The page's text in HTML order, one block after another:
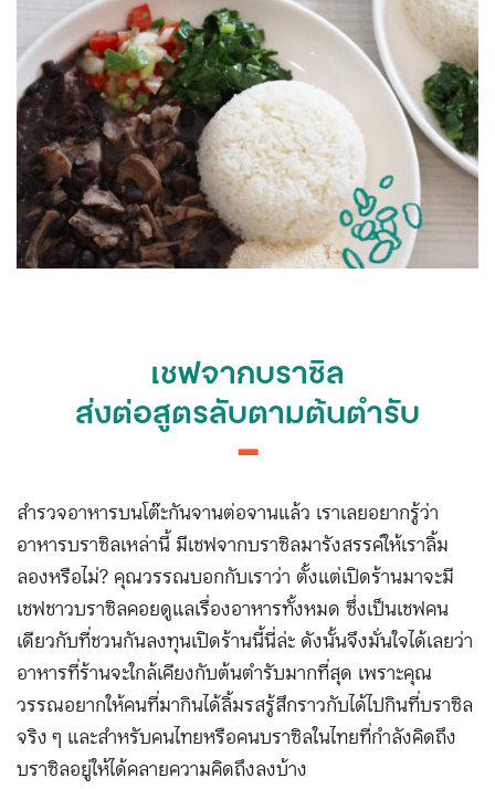
เชฟจากบราซิล
ส่งต่อสูตรลับตามต้นตำรับ
━
สำรวจอาหารบนโต๊ะกันจานต่อจานแล้ว เราเลยอยากรู้ว่า
อาหารบราซิลเหล่านี้ มีเชฟจากบราซิลมารังสรรค์ให้เราลิ้ม
ลองหรือไม่? คุณวรรณบอกกับเราว่า ตั้งแต่เปิดร้านมาจะมี
เชฟชาวบราซิลคอยดูแลเรื่องอาหารทั้งหมด ซึ่งเป็นเชฟคน
เดียวกับที่ชวนกันลงทุนเปิดร้านนี้นี่ล่ะ ดังนั้นจึงมั่นใจได้เลยว่า
อาหารที่ร้านจะใกล้เคียงกับต้นตำรับมากที่สุด เพราะคุณ
วรรณอยากให้คนที่มากินได้ลิ้มรสรู้สึกราวกับได้ไปกินที่บราซิล
จริง ๆ และสำหรับคนไทยหรือคนบราซิลในไทยที่กำลังคิดถึง
บราซิลอยู่ให้ได้คลายความคิดถึงลงบ้าง